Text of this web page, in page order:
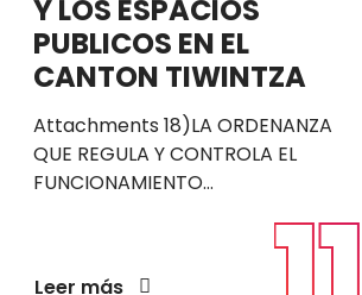
Y LOS ESPACIOS
PUBLICOS EN EL
CANTON TIWINTZA
Attachments 18)LA ORDENANZA
QUE REGULA Y CONTROLA EL
FUNCIONAMIENTO…
Leer más